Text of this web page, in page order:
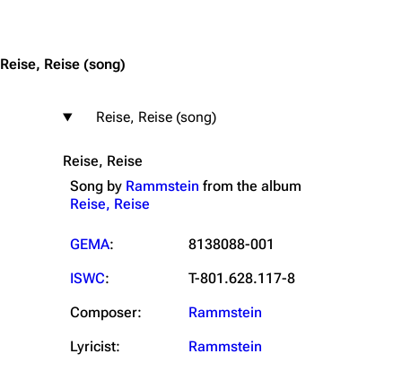
Reise, Reise (song)
Reise, Reise (song)
Reise, Reise
Song by Rammstein from the album
Reise, Reise
GEMA:
8138088-001
ISWC:
T-801.628.117-8
Composer:
Rammstein
Lyricist:
Rammstein